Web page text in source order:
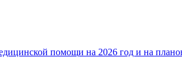
помощи на 2026 год и на